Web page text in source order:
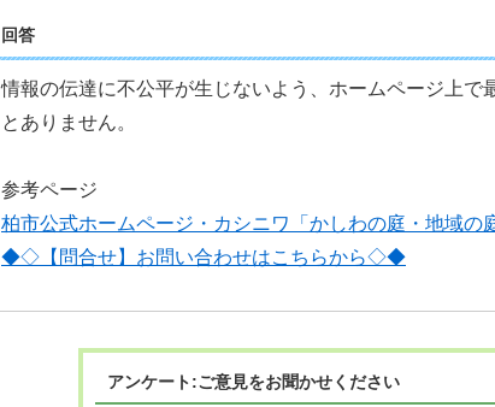
回答
情報の伝達に不公平が生じないよう、ホームページ上
とありません。
参考ページ
柏市公式ホームページ・カシニワ「かしわの庭・地域の
◆◇【問合せ】お問い合わせはこちらから◇◆
アンケート:ご意見をお聞かせください